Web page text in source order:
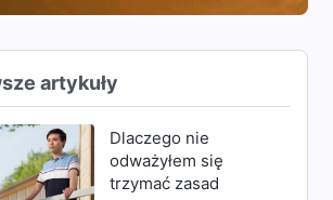
artykuły
Dlaczego nie
odważyłem się
trzymać zasad